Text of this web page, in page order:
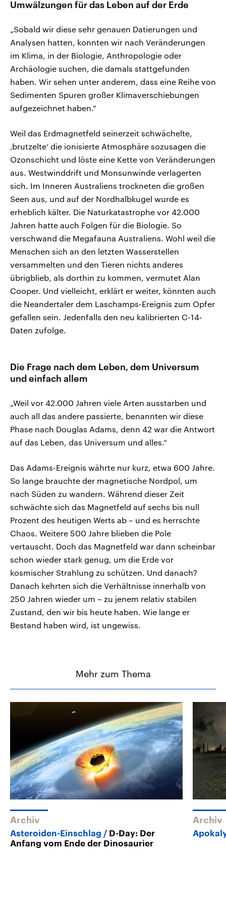
Umwälzungen für das Leben auf der Erde
„Sobald wir diese sehr genauen Datierungen und
Analysen hatten, konnten wir nach Veränderungen
im Klima, in der Biologie, Anthropologie oder
Archäologie suchen, die damals stattgefunden
haben. Wir sehen unter anderem, dass eine Reihe von
Sedimenten Spuren großer Klimaverschiebungen
aufgezeichnet haben.“
Weil das Erdmagnetfeld seinerzeit schwächelte,
‚brutzelte‘ die ionisierte Atmosphäre sozusagen die
Ozonschicht und löste eine Kette von Veränderungen
aus. Westwinddrift und Monsunwinde verlagerten
sich. Im Inneren Australiens trockneten die großen
Seen aus, und auf der Nordhalbkugel wurde es
erheblich kälter. Die Naturkatastrophe vor 42.000
Jahren hatte auch Folgen für die Biologie. So
verschwand die Megafauna Australiens. Wohl weil die
Menschen sich an den letzten Wasserstellen
versammelten und den Tieren nichts anderes
übrigblieb, als dorthin zu kommen, vermutet Alan
Cooper. Und vielleicht, erklärt er weiter, könnten auch
die Neandertaler dem Laschamps-Ereignis zum Opfer
gefallen sein. Jedenfalls den neu kalibrierten C-14-
Daten zufolge.
Die Frage nach dem Leben, dem Universum
und einfach allem
„Weil vor 42.000 Jahren viele Arten ausstarben und
auch all das andere passierte, benannten wir diese
Phase nach Douglas Adams, denn 42 war die Antwort
auf das Leben, das Universum und alles.“
Das Adams-Ereignis währte nur kurz, etwa 600 Jahre.
So lange brauchte der magnetische Nordpol, um
nach Süden zu wandern. Während dieser Zeit
schwächte sich das Magnetfeld auf sechs bis null
Prozent des heutigen Werts ab – und es herrschte
Chaos. Weitere 500 Jahre blieben die Pole
vertauscht. Doch das Magnetfeld war dann scheinbar
schon wieder stark genug, um die Erde vor
kosmischer Strahlung zu schützen. Und danach?
Danach kehrten sich die Verhältnisse innerhalb von
250 Jahren wieder um – zu jenem relativ stabilen
Zustand, den wir bis heute haben. Wie lange er
Bestand haben wird, ist ungewiss.
Mehr zum Thema
Archiv
Asteroiden-Einschlag
D-Day: Der
Anfang vom Ende der Dinosaurier
Archiv